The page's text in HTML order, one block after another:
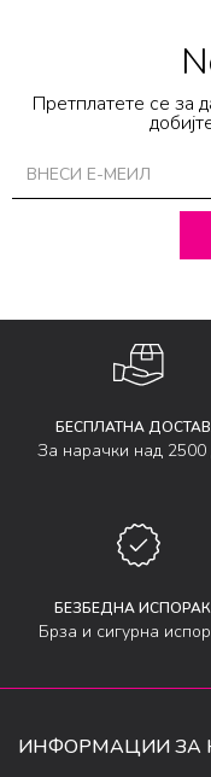
Претплатете се за
БЕСПЛАТНА
За нарачки над 2500
БЕЗБЕДНА
Брза и сигурна
ИНФОРМАЦИИ ЗА